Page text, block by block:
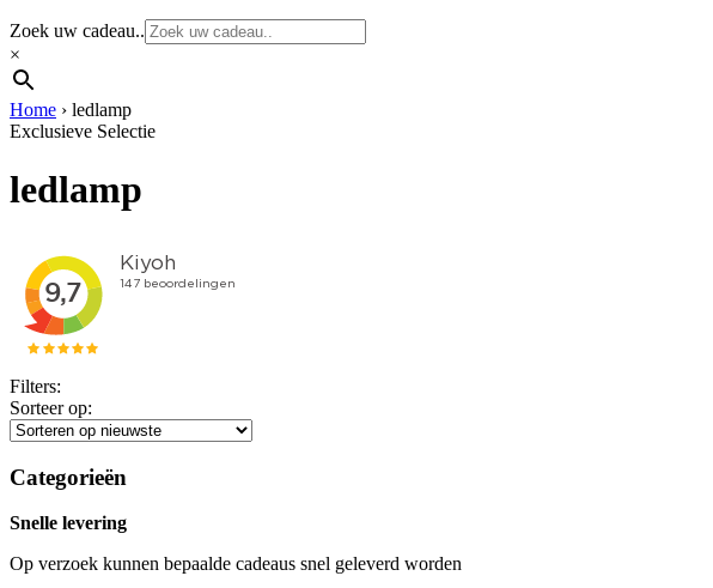
Zoek uw cadeau..
×
Home › ledlamp
Exclusieve Selectie
ledlamp
Filters:
Sorteer op:
Categorieën
Snelle levering
Op verzoek kunnen bepaalde cadeaus snel geleverd worden